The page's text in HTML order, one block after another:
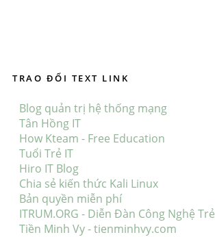
TRAO ĐỔI TEXT LINK
Blog quản trị hệ thống mạng
Tân Hồng IT
How Kteam - Free Education
Tuổi Trẻ IT
Hiro IT Blog
Chia sẻ kiến thức Kali Linux
Bản quyền miễn phí
ITRUM.ORG - Diễn Đàn Công Nghệ Trẻ
Tiền Minh Vy - tienminhvy.com